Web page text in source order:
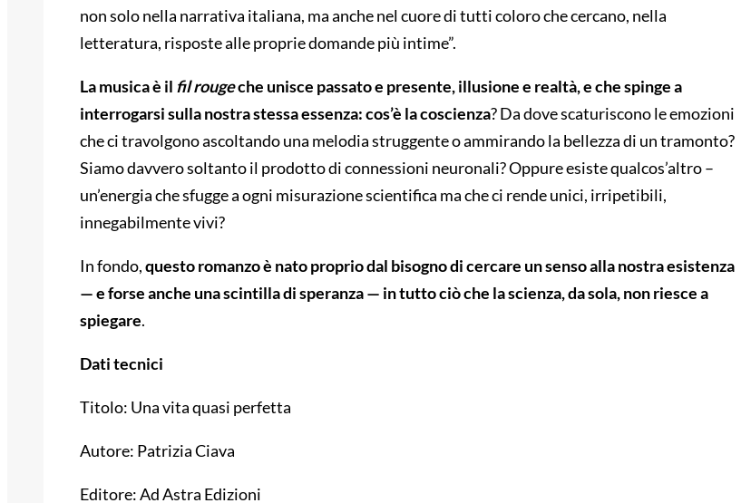
non solo nella narrativa italiana, ma anche nel cuore di tutti coloro che cercano, nella
letteratura, risposte alle proprie domande più intime”.
La musica è il fil rougeche unisce passato e presente, illusione e realtà, e che spinge a
interrogarsi sulla nostra stessa essenza: cos’è la coscienza? Da dove scaturiscono le emozioni
che ci travolgono ascoltando una melodia struggente o ammirando la bellezza di un tramonto?
Siamo davvero soltanto il prodotto di connessioni neuronali? Oppure esiste qualcos’altro –
un’energia che sfugge a ogni misurazione scientifica ma che ci rende unici, irripetibili,
innegabilmente vivi?
In fondo,questo romanzo è nato proprio dal bisogno di cercare un senso alla nostra esistenza
— e forse anche una scintilla di speranza — in tutto ciò che la scienza, da sola, non riesce a
spiegare.
Dati tecnici
Titolo: Una vita quasi perfetta
Autore: Patrizia Ciava
Editore: Ad Astra Edizioni